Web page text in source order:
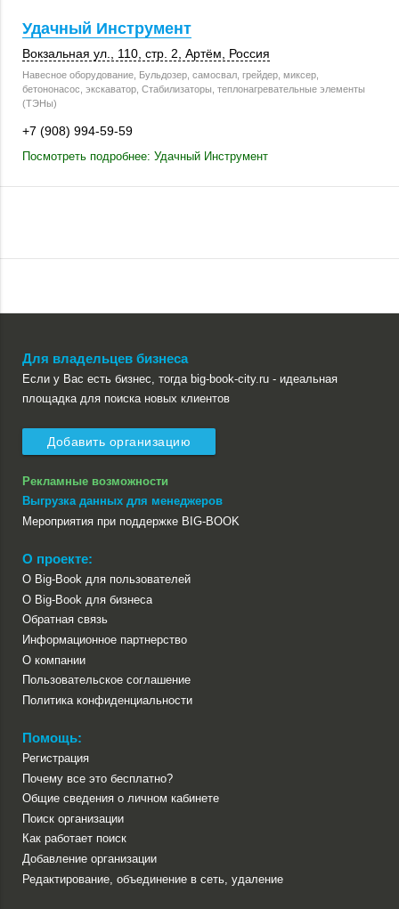
Удачный Инструмент
Вокзальная ул. 110 стр. 2 Артём Россия
Навесное оборудование, Бульдозер, самосвал, грейдер, миксер,
бетононасос, экскаватор, Стабилизаторы, теплонагревательные элементы
(ТЭНы)
+7 (908) 994-59-59
Посмотреть подробнее: Удачный Инструмент
Для владельцев бизнеса
Если у Вас есть бизнес, тогда big-book-city.ru - идеальная
площадка для поиска новых клиентов
Добавить организацию
Рекламные возможности
Выгрузка данных для менеджеров
Мероприятия при поддержке BIG-BOOK
О проекте:
О Big-Book для пользователей
О Big-Book для бизнеса
Обратная связь
Информационное партнерство
О компании
Пользовательское соглашение
Политика конфиденциальности
Помощь:
Регистрация
Почему все это бесплатно?
Общие сведения о личном кабинете
Поиск организации
Как работает поиск
Добавление организации
Редактирование, объединение в сеть, удаление